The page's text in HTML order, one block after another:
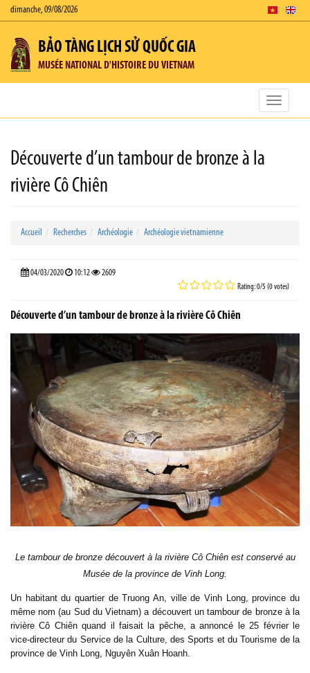
dimanche, 09/08/2026
BẢO TÀNG LỊCH SỬ QUỐC GIA
MUSÉE NATIONAL D'HISTOIRE DU VIETNAM
Toggle
Découverte d’un tambour de bronze à la
rivière Cô Chiên
Accueil Recherches Archéologie Archéologie vietnamienne
04/03/2020 10:12 2609
Rating: 0/5 (0 votes)
Découverte d’un tambour de bronze à la rivière Cô Chiên
Le tambour de bronze découvert à la rivière Cô Chiên est conservé au
Musée de la province de Vinh Long.
Un habitant du quartier de Truong An, ville de Vinh Long, province du
même nom (au Sud du Vietnam) a découvert un tambour de bronze à la
rivière Cô Chiên quand il faisait la pêche, a annoncé le 25 février le
vice-directeur du Service de la Culture, des Sports et du Tourisme de la
province de Vinh Long, Nguyên Xuân Hoanh.